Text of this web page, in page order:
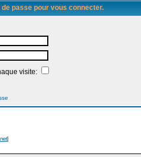
passe pour vous connecter.
visite:
]